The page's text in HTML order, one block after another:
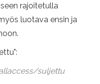
rajoitetulla
luotava ensin ja
suljettu